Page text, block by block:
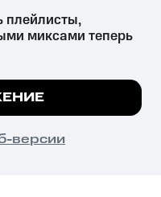
причиняет вред здоровью,
установленную
сайте все
плейлисты,
миксами теперь
версии